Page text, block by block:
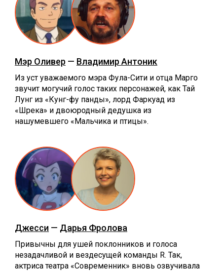
Мэр Оливер — Владимир Антоник
Из уст уважаемого мэра Фула-Сити и отца Марго
звучит могучий голос таких персонажей, как Тай
Лунг из «Кунг-фу панды», лорд Фаркуад из
«Шрека» и двоюродный дедушка из
нашумевшего «Мальчика и птицы».
Джесси — Дарья Фролова
Привычны для ушей поклонников и голоса
незадачливой и вездесущей команды R. Так,
актриса театра «Современник» вновь озвучивала